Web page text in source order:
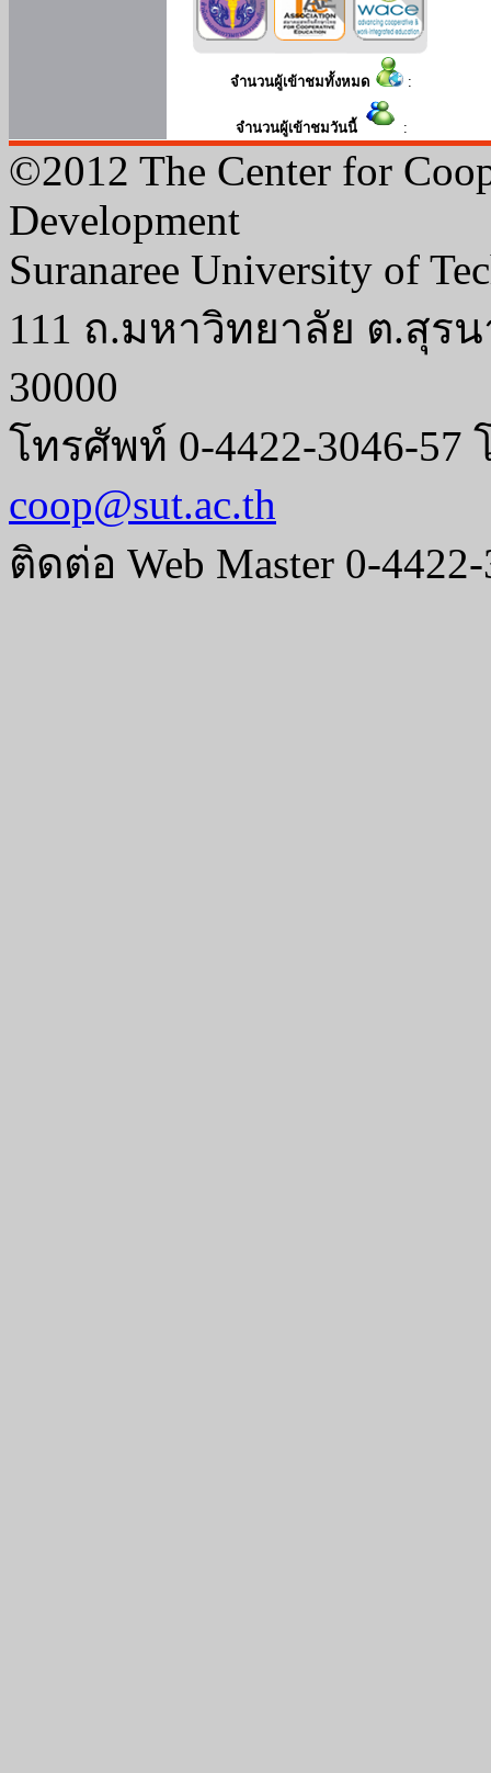
จำนวนผู้เข้าชมทั้งหมด :
จำนวนผู้เข้าชมวันนี้ :
©2012 The Center for
Development
Suranaree University of
111 ถ.มหาวิทยาลัย ต.สุร
30000
โทรศัพท์ 0-4422-3046-57
coop@sut.ac.th
ติดต่อ Web Master 0-